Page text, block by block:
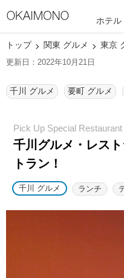
ホテル
トップ 関東 グルメ 東京
更新日：2022年10月21日
千川 グルメ 要町 グルメ
千川グルメ・レスト
トラン！
千川 グルメ ランチ